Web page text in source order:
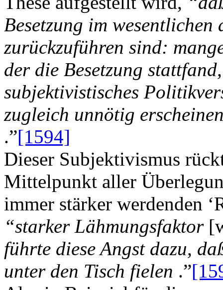
Besetzung im wesentlichen
zurückzuführen sind:
der die Besetzung
subjektivistisches
zugleich unnötig
.”[1594]
Dieser Subjektivismus
Mittelpunkt aller
immer stärker werdenden
“starker Lähmungsfaktor
führte diese Angst dazu,
unter den Tisch fielen .”